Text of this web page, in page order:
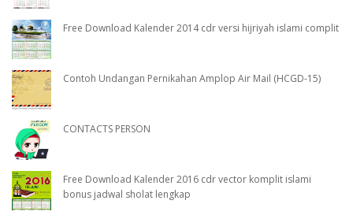
Free Download Kalender 2014 cdr versi hijriyah islami complit
Contoh Undangan Pernikahan Amplop Air Mail (HCGD-15)
CONTACTS PERSON
Free Download Kalender 2016 cdr vector komplit islami
bonus jadwal sholat lengkap